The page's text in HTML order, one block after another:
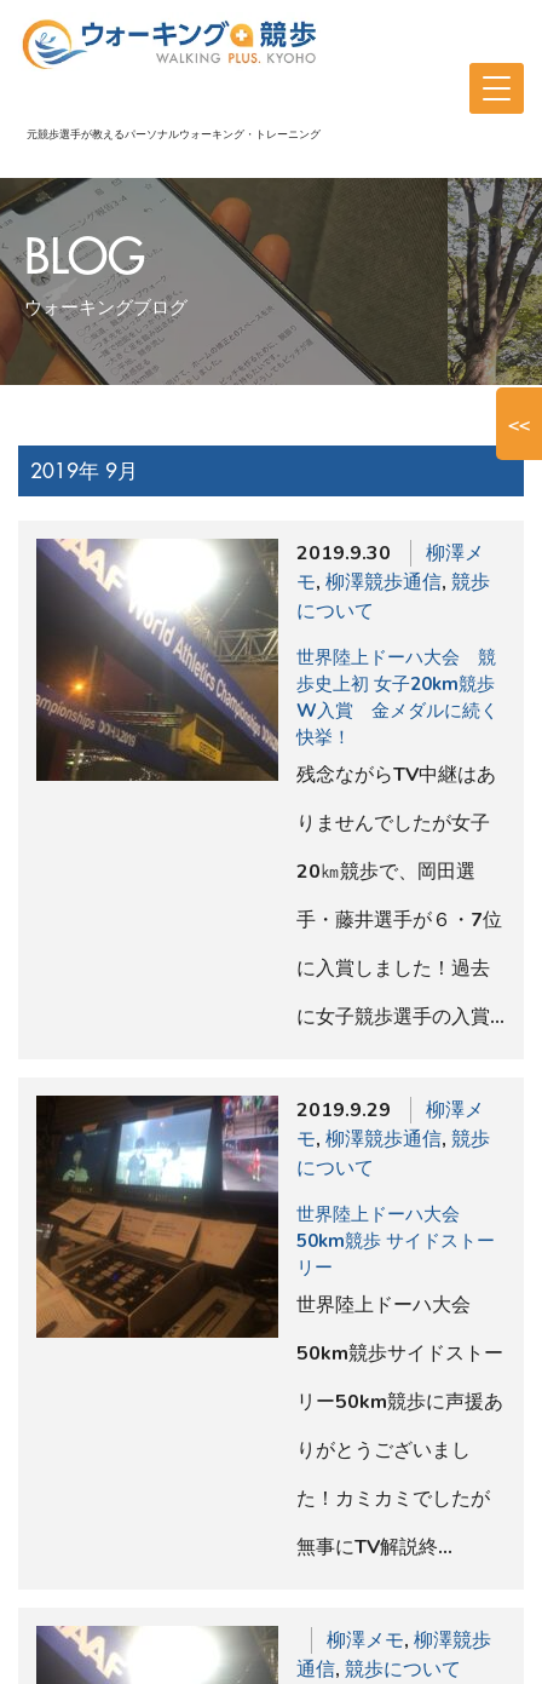
元競歩選手が教えるパーソナルウォーキング・トレーニング
BLOG
ウォーキングブログ
2019年 9月
2019.9.30
柳澤メ
モ, 柳澤競歩通信, 競歩
について
世界陸上ドーハ大会 競
歩史上初 女子20km競歩
W入賞 金メダルに続く
快挙！
残念ながらTV中継はあ
りませんでしたが女子
20㎞競歩で、岡田選
手・藤井選手が６・7位
に入賞しました！過去
に女子競歩選手の入賞…
2019.9.29
柳澤メ
モ, 柳澤競歩通信, 競歩
について
世界陸上ドーハ大会
50km競歩 サイドストー
リー
世界陸上ドーハ大会
50km競歩サイドストー
リー50km競歩に声援あ
りがとうございまし
た！カミカミでしたが
無事にTV解説終…
柳澤メモ, 柳澤競歩
通信, 競歩について
<<